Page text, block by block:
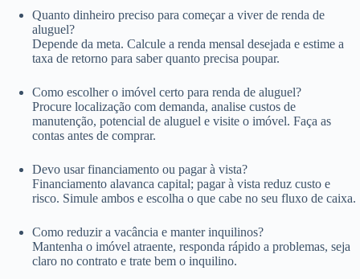
Quanto dinheiro preciso para começar a viver de renda de
aluguel?
Depende da meta. Calcule a renda mensal desejada e estime a
taxa de retorno para saber quanto precisa poupar.
Como escolher o imóvel certo para renda de aluguel?
Procure localização com demanda, analise custos de
manutenção, potencial de aluguel e visite o imóvel. Faça as
contas antes de comprar.
Devo usar financiamento ou pagar à vista?
Financiamento alavanca capital; pagar à vista reduz custo e
risco. Simule ambos e escolha o que cabe no seu fluxo de caixa.
Como reduzir a vacância e manter inquilinos?
Mantenha o imóvel atraente, responda rápido a problemas, seja
claro no contrato e trate bem o inquilino.